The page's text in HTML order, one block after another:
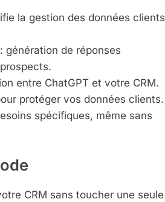
la gestion des données clients
génération de réponses
entre ChatGPT et votre CRM.
protéger vos données clients.
spécifiques, même sans
CRM sans toucher une seule